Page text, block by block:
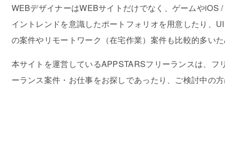
WEBデザイナーはWEBサイトだけでなく、ゲームや
イントレンドを意識したポートフォリオを用意したり、
の案件やリモートワーク（在宅作業）案件も比較的多い
本サイトを運営しているAPPSTARSフリーランスは、
ーランス案件・お仕事をお探しであったり、ご検討中の